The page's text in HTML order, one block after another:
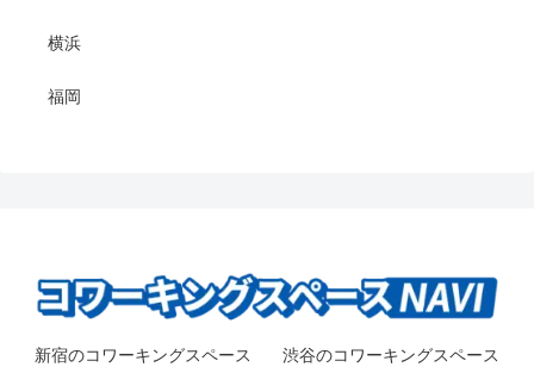
横浜
福岡
新宿のコワーキングスペース
渋谷のコワーキングスペース